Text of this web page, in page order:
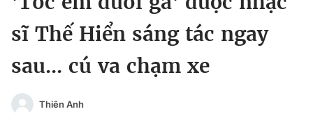
Chuyên mục khác
Tin 24h
Tin đã lưu
Tin đã xem
Đăng xuất
sĩ Thế Hiển sáng tác ngay
sau... cú va chạm xe
Thiên Anh